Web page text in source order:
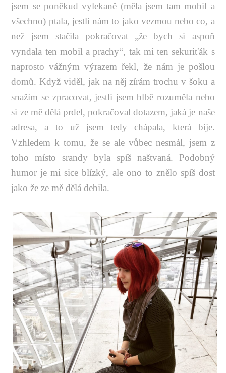
jsem se poněkud vylekaně (měla jsem tam mobil a
všechno) ptala, jestli nám to jako vezmou nebo co, a
než jsem stačila pokračovat „že bych si aspoň
vyndala ten mobil a prachy“, tak mi ten sekuriťák s
naprosto vážným výrazem řekl, že nám je pošlou
domů. Když viděl, jak na něj zírám trochu v šoku a
snažím se zpracovat, jestli jsem blbě rozuměla nebo
si ze mě dělá prdel, pokračoval dotazem, jaká je naše
adresa, a to už jsem tedy chápala, která bije.
Vzhledem k tomu, že se ale vůbec nesmál, jsem z
toho místo srandy byla spíš naštvaná. Podobný
humor je mi sice blízký, ale ono to znělo spíš dost
jako že ze mě dělá debila.